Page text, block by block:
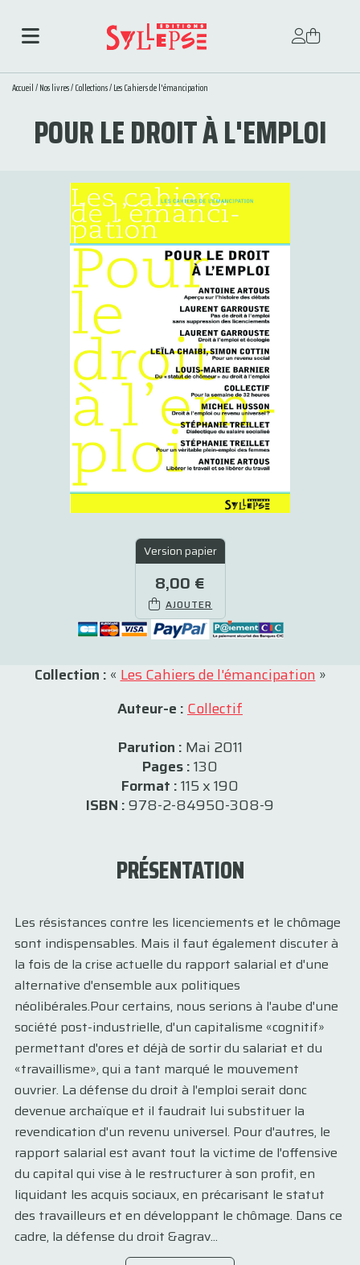
Accueil/Nos livres/Collections/Les Cahiers de l'émancipation
POUR LE DROIT À L'EMPLOI
Version papier
8,00 €
AJOUTER
Collection : «Les Cahiers de l'émancipation»
Auteur-e :Collectif
Parution : Mai 2011
Pages :130
Format :115 x 190
ISBN :978-2-84950-308-9
PRÉSENTATION
Les résistances contre les licenciements et le chômage
sont indispensables. Mais il faut également discuter à
la fois de la crise actuelle du rapport salarial et d'une
alternative d'ensemble aux politiques
néolibérales.Pour certains, nous serions à l'aube d'une
société post-industrielle, d'un capitalisme «cognitif»
permettant d'ores et déjà de sortir du salariat et du
«travaillisme», qui a tant marqué le mouvement
ouvrier. La défense du droit à l'emploi serait donc
devenue archaïque et il faudrait lui substituer la
revendication d'un revenu universel. Pour d'autres, le
rapport salarial est avant tout la victime de l'offensive
du capital qui vise à le restructurer à son profit, en
liquidant les acquis sociaux, en précarisant le statut
des travailleurs et en développant le chômage. Dans ce
cadre, la défense du droit &agrav...